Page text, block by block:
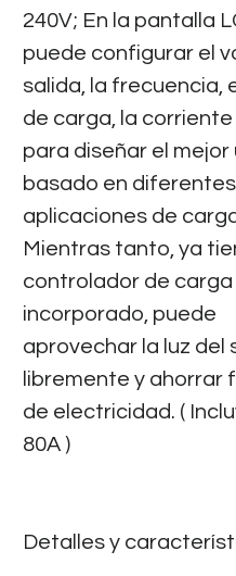
240V; En la pantalla
puede configurar el
salida, la frecuencia,
de carga, la
para diseñar el mejor
basado en diferentes
aplicaciones de
Mientras tanto, ya
controlador de carga
incorporado, puede
aprovechar la luz del
libremente y ahorrar
de electricidad. (
80A )
Detalles y